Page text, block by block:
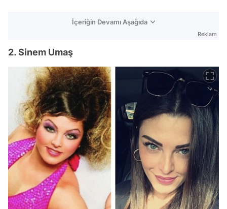
İçeriğin Devamı Aşağıda
Reklam
2. Sinem Umaş